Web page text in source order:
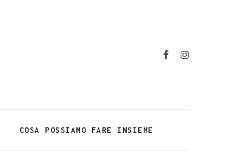
COSA POSSIAMO FARE INSIEME